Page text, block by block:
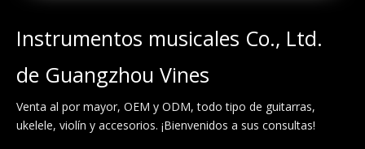
Instrumentos musicales Co., Ltd.
de Guangzhou Vines
Venta al por mayor, OEM y ODM, todo tipo de guitarras,
ukelele, violín y accesorios. ¡Bienvenidos a sus consultas!